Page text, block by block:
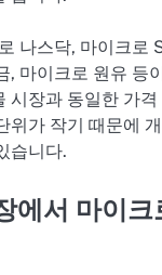
나스닥, 마이크로
, 마이크로 원유 등
시장과 동일한 가
위가 작기 때문에
습니다.
에서 마이크